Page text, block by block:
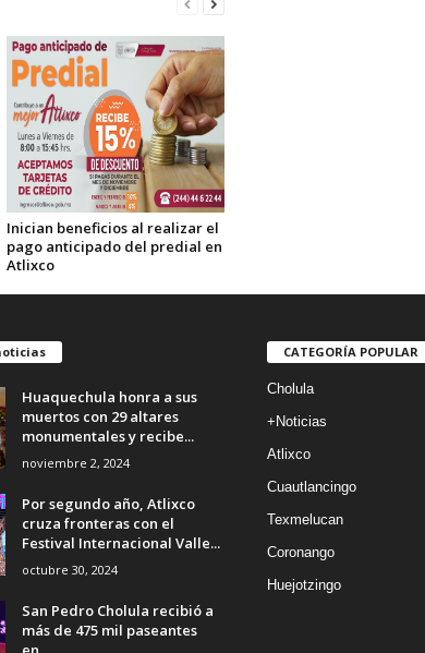
Inician beneficios al realizar el
pago anticipado del predial en
Atlixco
Huaquechula honra a sus
muertos con 29 altares
monumentales y recibe...
noviembre 2, 2024
Por segundo año, Atlixco
cruza fronteras con el
Festival Internacional Valle...
octubre 30, 2024
San Pedro Cholula recibió a
más de 475 mil paseantes
CATEGORÍA POPULAR
Cholula
+Noticias
Atlixco
Cuautlancingo
Texmelucan
Coronango
Huejotzingo